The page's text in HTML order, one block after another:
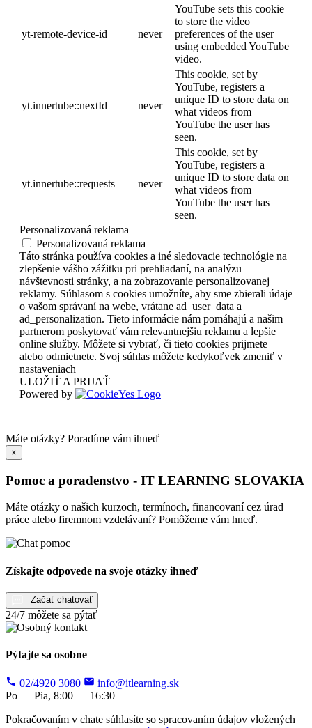
yt-remote-device-id never
YouTube sets this cookie
to store the video
preferences of the user
using embedded YouTube
video.
yt.innertube::nextId never
This cookie, set by
YouTube, registers a
unique ID to store data on
what videos from
YouTube the user has
seen.
yt.innertube::requests never
This cookie, set by
YouTube, registers a
unique ID to store data on
what videos from
YouTube the user has
seen.
Personalizovaná reklama
Personalizovaná reklama
Táto stránka používa cookies a iné sledovacie technológie na
zlepšenie vášho zážitku pri prehliadaní, na analýzu
návštevnosti stránky, a na zobrazovanie personalizovanej
reklamy. Súhlasom s cookies umožníte, aby sme zbierali údaje
o vašom správaní na webe, vrátane ad_user_data a
ad_personalization. Tieto informácie nám pomáhajú a našim
partnerom poskytovať vám relevantnejšiu reklamu a lepšie
online služby. Môžete si vybrať, či tieto cookies prijmete
alebo odmietnete. Svoj súhlas môžete kedykoľvek zmeniť v
nastaveniach
ULOŽIŤ A PRIJAŤ
Powered by
Máte otázky? Poradíme vám ihneď
×
Pomoc a poradenstvo - IT LEARNING SLOVAKIA
Máte otázky o našich kurzoch, termínoch, financovaní cez úrad
práce alebo firemnom vzdelávaní? Pomôžeme vám hneď.
Získajte odpovede na svoje otázky ihneď
Začať chatovať
24/7 môžete sa pýtať
Pýtajte sa osobne
02/4920 3080
info@itlearning.sk
Po — Pia, 8:00 — 16:30
Pokračovaním v chate súhlasíte so spracovaním údajov vložených